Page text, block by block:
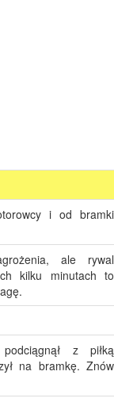
i od bramki
ale rywal
kilku minutach to
z piłką
na bramkę. Znów